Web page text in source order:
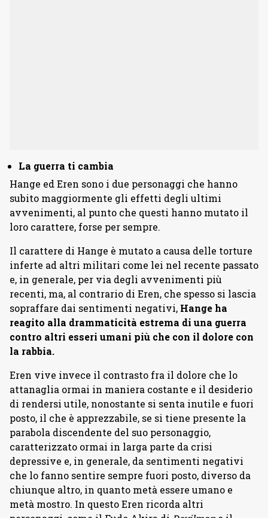
La guerra ti cambia
Hange ed Eren sono i due personaggi che hanno
subito maggiormente gli effetti degli ultimi
avvenimenti, al punto che questi hanno mutato il
loro carattere, forse per sempre.
Il carattere di Hange è mutato a causa delle torture
inferte ad altri militari come lei nel recente passato
e, in generale, per via degli avvenimenti più
recenti, ma, al contrario di Eren, che spesso si lascia
sopraffare dai sentimenti negativi, Hange ha
reagito alla drammaticità estrema di una guerra
contro altri esseri umani più che con il dolore con
la rabbia.
Eren vive invece il contrasto fra il dolore che lo
attanaglia ormai in maniera costante e il desiderio
di rendersi utile, nonostante si senta inutile e fuori
posto, il che è apprezzabile, se si tiene presente la
parabola discendente del suo personaggio,
caratterizzato ormai in larga parte da crisi
depressive e, in generale, da sentimenti negativi
che lo fanno sentire sempre fuori posto, diverso da
chiunque altro, in quanto metà essere umano e
metà mostro. In questo Eren ricorda altri